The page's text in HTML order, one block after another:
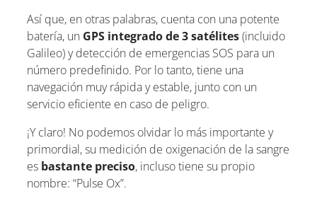
Así que, en otras palabras, cuenta con una potente
batería, un GPS integrado de 3 satélites(incluido
Galileo) y detección de emergencias SOS para un
número predefinido. Por lo tanto, tiene una
navegación muy rápida y estable, junto con un
servicio eficiente en caso de peligro.
¡Y claro! No podemos olvidar lo más importante y
primordial, su medición de oxigenación de la sangre
es bastante preciso, incluso tiene su propio
nombre: “Pulse Ox”.